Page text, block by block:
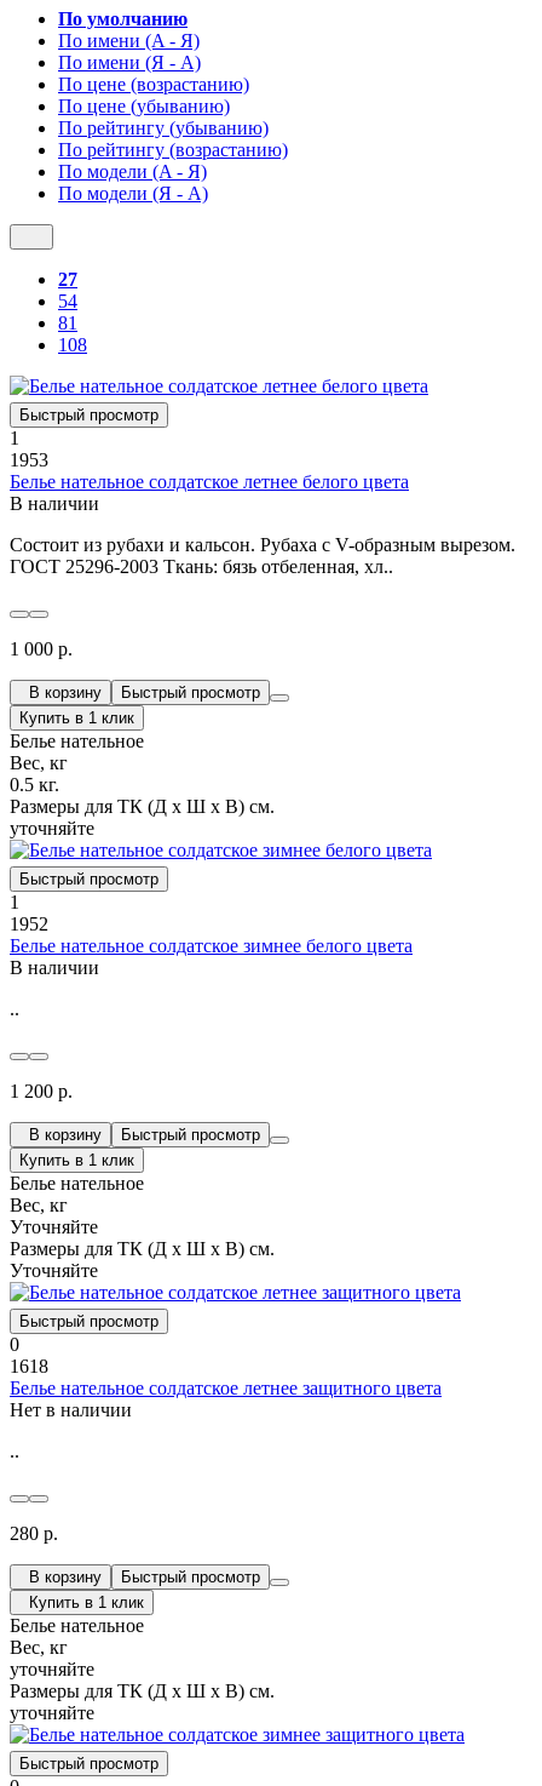
По умолчанию
По имени (A - Я)
По имени (Я - A)
По цене (возрастанию)
По цене (убыванию)
По рейтингу (убыванию)
По рейтингу (возрастанию)
По модели (A - Я)
По модели (Я - A)
27
54
81
108
Быстрый просмотр
1
1953
Белье нательное солдатское летнее белого цвета
В наличии
Состоит из рубахи и кальсон. Рубаха с V-образным вырезом.
ГОСТ 25296-2003 Ткань: бязь отбеленная, хл..
1 000 р.
В корзину
Быстрый просмотр
Купить в 1 клик
Белье нательное
Вес, кг
0.5 кг.
Размеры для ТК (Д х Ш х В) см.
уточняйте
Быстрый просмотр
1
1952
Белье нательное солдатское зимнее белого цвета
В наличии
..
1 200 р.
В корзину
Быстрый просмотр
Купить в 1 клик
Белье нательное
Вес, кг
Уточняйте
Размеры для ТК (Д х Ш х В) см.
Уточняйте
Быстрый просмотр
0
1618
Белье нательное солдатское летнее защитного цвета
Нет в наличии
..
280 р.
В корзину
Быстрый просмотр
Купить в 1 клик
Белье нательное
Вес, кг
уточняйте
Размеры для ТК (Д х Ш х В) см.
уточняйте
Быстрый просмотр